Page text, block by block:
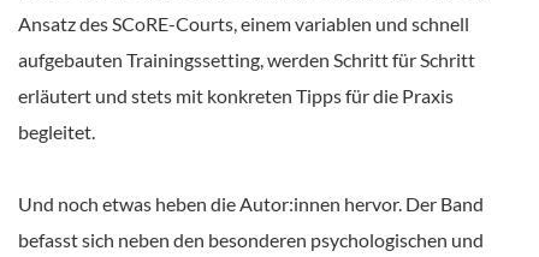
Ansatz des SCoRE-Courts, einem variablen und schnell
aufgebauten Trainingssetting, werden Schritt für Schritt
erläutert und stets mit konkreten Tipps für die Praxis
begleitet.
Und noch etwas heben die Autor:innen hervor. Der Band
befasst sich neben den besonderen psychologischen und